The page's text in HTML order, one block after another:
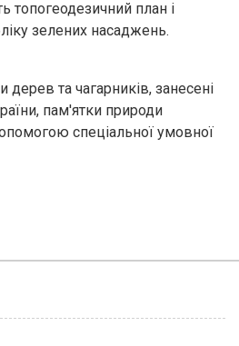
топогеодезичний план і
зелених насаджень.
дерев та чагарників, занесені
пам'ятки природи
спеціальної умовної